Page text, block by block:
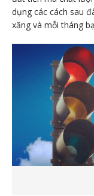
dụng các cách sau
xăng và mỗi tháng